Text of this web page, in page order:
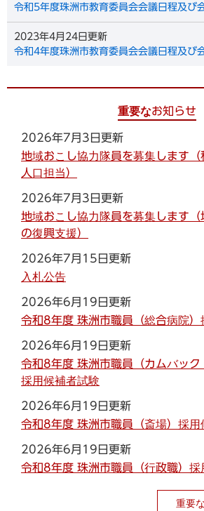
令和5年度珠洲市教育委員会会議日程及び
2023年4月24日更新
令和4年度珠洲市教育委員会会議日程及び
重要なお知らせ
2026年7月3日更新
地域おこし協力隊員を募集します
人口担当）
2026年7月3日更新
地域おこし協力隊員を募集します（
の復興支援）
2026年7月15日更新
入札公告
2026年6月19日更新
令和8年度 珠洲市職員（総合病院）
2026年6月19日更新
令和8年度 珠洲市職員（カムバック
採用候補者試験
2026年6月19日更新
令和8年度 珠洲市職員（斎場）採用
2026年6月19日更新
令和8年度 珠洲市職員（行政職）採
重要